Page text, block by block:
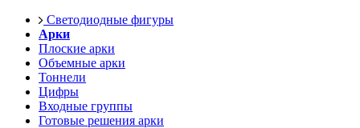
Светодиодные фигуры
Арки
Плоские арки
Объемные арки
Тоннели
Цифры
Входные группы
Готовые решения арки